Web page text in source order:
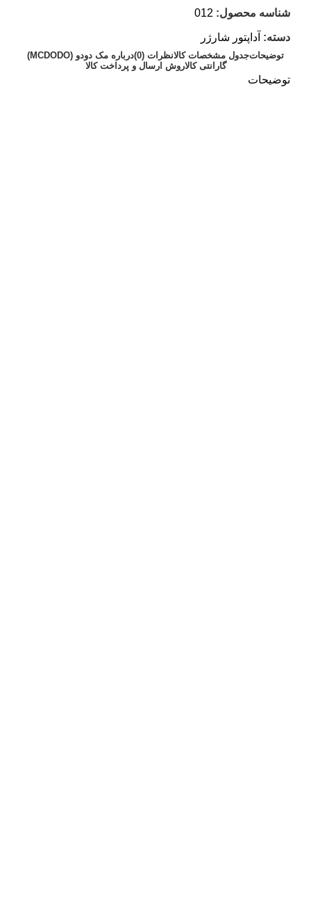
شناسه محصول: 012
دسته: آداپتور شارژر
توضیحاتجدول مشخصات کالانظرات (0)
درباره مک دودو (MCDODO)
گارانتی کالاروش ارسال و پرداخت کالا
توضیحات